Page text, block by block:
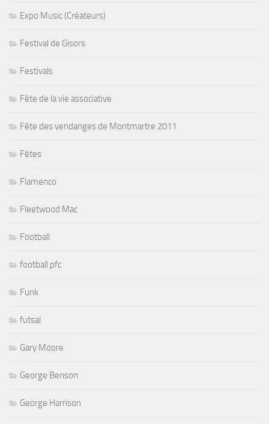
Expo Music (Créateurs)
Festival de Gisors
Festivals
Fête de la vie associative
Fête des vendanges de Montmartre 2011
Fêtes
Flamenco
Fleetwood Mac
Football
football pfc
Funk
futsal
Gary Moore
George Benson
George Harrison